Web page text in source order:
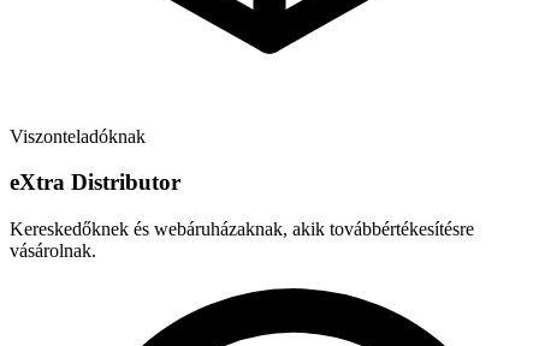
Viszonteladóknak
eXtra Distributor
Kereskedőknek és webáruházaknak, akik továbbértékesítésre
vásárolnak.